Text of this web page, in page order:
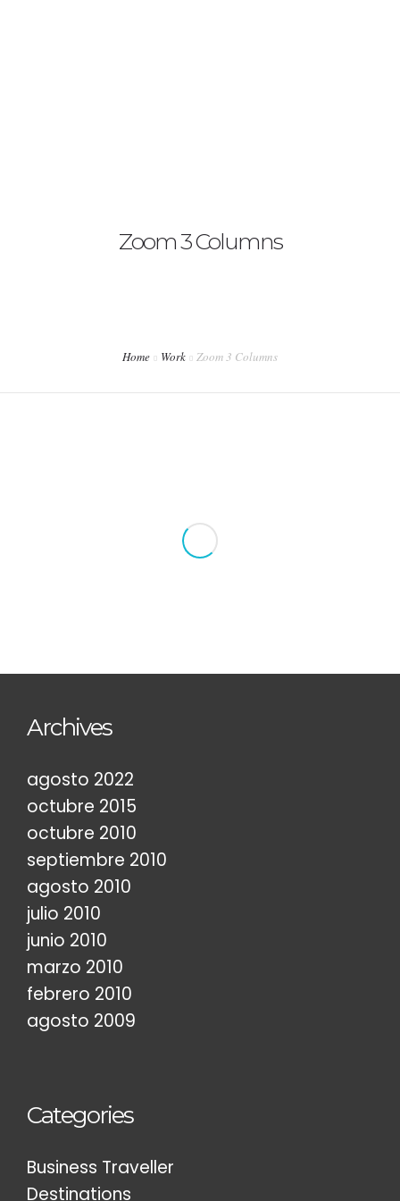
Zoom 3 Columns
Home Work Zoom 3 Columns
Archives
agosto 2022
octubre 2015
octubre 2010
septiembre 2010
agosto 2010
julio 2010
junio 2010
marzo 2010
febrero 2010
agosto 2009
Categories
Business Traveller
Destinations